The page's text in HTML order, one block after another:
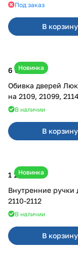
Под заказ
В корзину
Новинка
6 000 ₽
Обивка дверей
на 2109, 21099,
В наличии
В корзину
Новинка
1 170 ₽
Внутренние ручки
2110-2112
В наличии
В корзину